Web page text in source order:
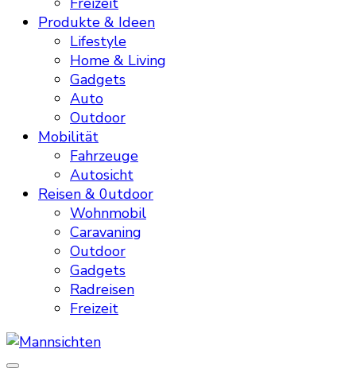
Produkte & Ideen
Lifestyle
Home & Living
Gadgets
Auto
Outdoor
Mobilität
Fahrzeuge
Autosicht
Reisen & 0utdoor
Wohnmobil
Caravaning
Outdoor
Gadgets
Radreisen
Freizeit
Mannsichten